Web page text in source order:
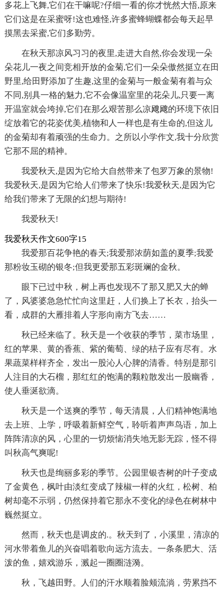
多花上飞舞,它们在干嘛呢?仔细一看的你才恍然大悟,原来
它们这是在采蜜呀!这也难怪,许多蜜蜂蝴蝶都会每天起早
摸黑去采蜜,它们多勤劳。
在秋天那凉风习习的夜里,走进大自然,你会发现一朵
朵花儿一夜之间竞相开放的金菊,它们一朵朵傲然挺立在田
野里,给田野添加了生趣,这里的金菊与一般金菊有着与众
不同,别具一格的魅力,它不会像温室里的花朵儿,只要一离
开温室就会垮掉,它们在那么艰苦那么凉飕飕的环境下依旧
绽放着它的花姿优美,植物和人一样也是有生命的,但这儿
的金菊却有着顽强的生命力。之所以小学作文,我十分欣赏
它那不屈的精神。
我爱秋天,是因为它给大自然带来了包罗万象的景物!
我爱秋天,是因为它给人们带来了快乐!我爱秋天,是因为它
给我们带来了无限的幻想与期待!
我爱秋天!
我爱秋天作文600字15
我爱那百花争艳的春天;我爱那浓荫如盖的夏季;我爱
那粉妆玉砌的银冬;但我更爱那五彩斑斓的金秋。
眼下已过中秋，树上再也发现不了那又肥又大的蝉
了，风婆婆急急忙忙向这里赶，人们换上了长衣，抬头一
看，成群的大雁排着人字形向南方飞去……
秋已经来临了。秋天是一个收获的季节，菜市场里，
红的苹果、黄的香蕉、紫的葡萄、绿的桔子应有尽有。水
果蔬菜样样齐全，发出一股沁人心脾的清香。特别是那引
人注目的大石榴，那红红的饱满的颗粒散发出一股幽香，
使人垂涎欲滴。
秋天是一个送爽的季节，每天清晨，人们精神饱满地
去上班、上学，呼吸着新鲜空气，聆听着声声鸟语，加上
阵阵清凉的风，心里的一切烦恼消失地无影无踪，怪不得
叫秋高气爽呢!
秋天也是绚丽多彩的季节。公园里银杏树的叶子变成
了金黄色，枫叶由淡红变成了辣椒一样的火红，松树、柏
树却毫不示弱，仍然保持着它那永不变化的绿色在树林中
巍然挺立。
然而，秋天也是调皮的.。秋天到了，小溪里，清凉的
河水带着鱼儿的兴奋唱着歌向远方流去。一条条肥大、活
泼的鱼，嬉戏游乐，溅起一圈圈涟漪。
秋，飞越田野。人们的汗水顺着脸颊流淌，劳累挡不